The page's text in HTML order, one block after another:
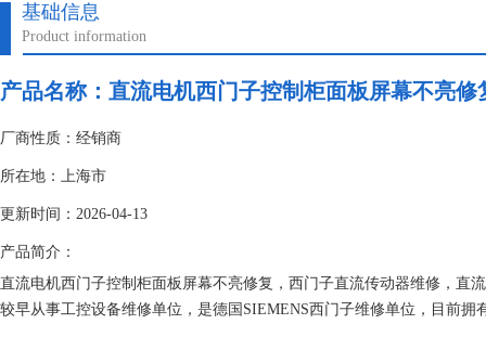
基础信息
Product information
产品名称： 直流电机西门子控制柜面板屏幕不亮修
厂商性质：经销商
所在地：上海市
更新时间：2026-04-13
产品简介：
直流电机西门子控制柜面板屏幕不亮修复，西门子直流传动器维修，直
较早从事工控设备维修单位，是德国SIEMENS西门子维修单位，目前